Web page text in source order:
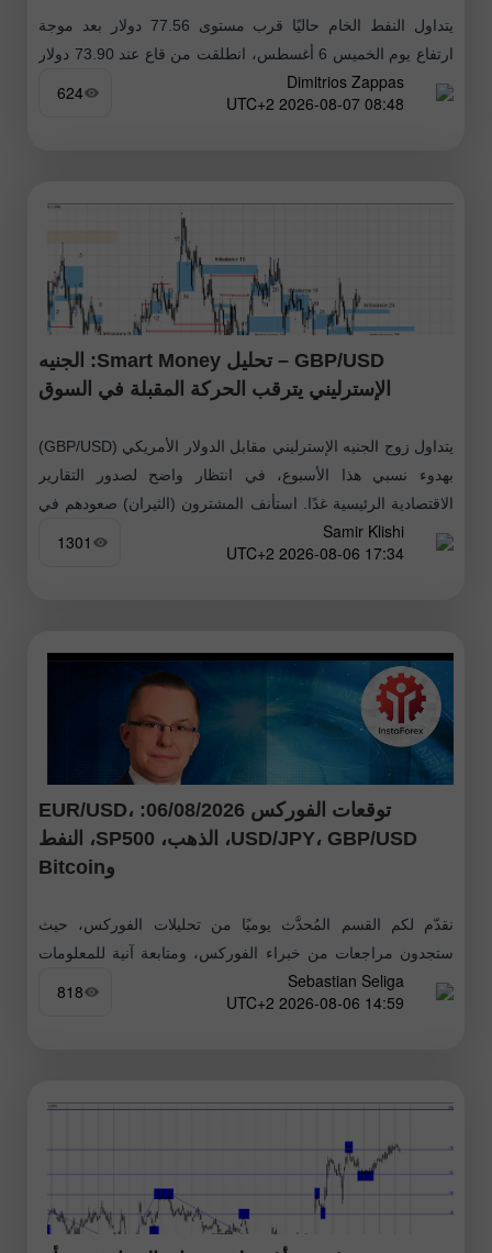
يتداول النفط الخام حاليًا قرب مستوى 77.56 دولار بعد موجة
ارتفاع يوم الخميس 6 أغسطس، انطلقت من قاع عند 73.90 دولار
إلى قمة عند 77.50 دولار. من المرجح أن يواصلDimitrios Zappas
08:48 2026-08-07 UTC+2
624
GBP/USD – تحليل Smart Money: الجنيه
الإسترليني يترقب الحركة المقبلة في السوق
يتداول زوج الجنيه الإسترليني مقابل الدولار الأمريكي (GBP/USD)
بهدوء نسبي هذا الأسبوع، في انتظار واضح لصدور التقارير
الاقتصادية الرئيسية غدًا. استأنف المشترون (الثيران) صعودهم في
نهاية يونيو، تلاه تصحيح هبوطي
Samir Klishi
17:34 2026-08-06 UTC+2
1301
توقعات الفوركس 06/08/2026: EUR/USD،
USD/JPY، GBP/USD، الذهب، SP500، النفط
وBitcoin
نقدّم لكم القسم المُحدَّث يوميًا من تحليلات الفوركس، حيث
ستجدون مراجعات من خبراء الفوركس، ومتابعة آنية للمعلومات
المالية، بالإضافة إلى توقّعات مباشرة لأسعار صرف الدولار
الأمريكي، اليورو، الروبل، البيتكوين وغيرها
Sebastian Seliga
14:59 2026-08-06 UTC+2
818